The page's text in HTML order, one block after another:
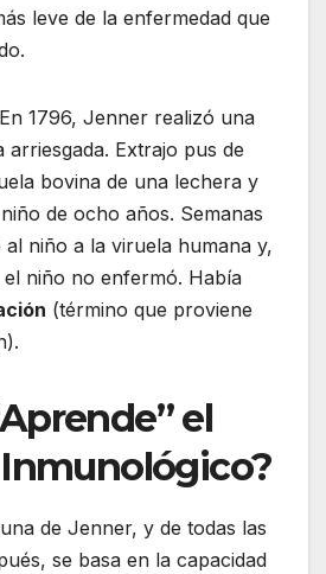
leve de la enfermedad que
En 1796, Jenner realizó una
arriesgada. Extrajo pus de
bovina de una lechera y
de ocho años. Semanas
niño a la viruela humana y,
niño no enfermó. Había
(término que proviene
el
de Jenner, y de todas las
se basa en la capacidad